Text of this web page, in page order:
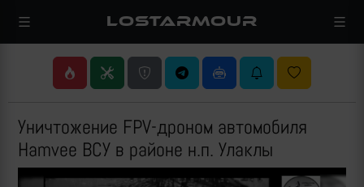
LOSTARMOUR
Уничтожение FPV-дроном автомобиля
Hamvee ВСУ в районе н.п. Улаклы